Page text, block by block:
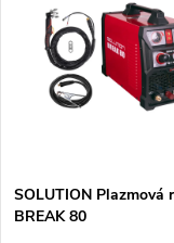
SOLUTION Plazmová
BREAK 80